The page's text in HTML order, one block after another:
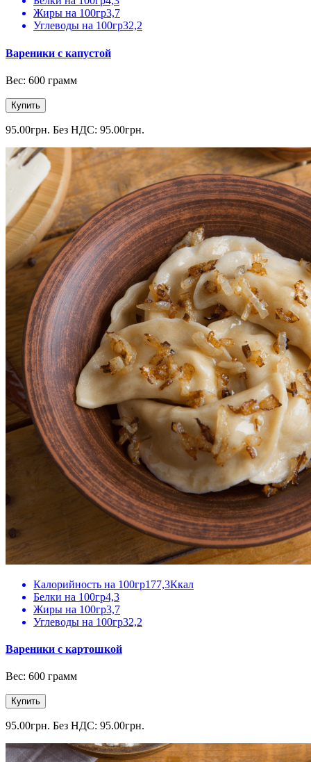
Жиры на 100гр3,7
Углеводы на 100гр32,2
Вареники с капустой
Вес: 600 грамм
Купить
95.00грн. Без НДС: 95.00грн.
Калорийность на 100гр177,3Ккал
Белки на 100гр4,3
Жиры на 100гр3,7
Углеводы на 100гр32,2
Вареники с картошкой
Вес: 600 грамм
Купить
95.00грн. Без НДС: 95.00грн.